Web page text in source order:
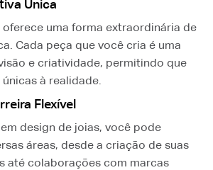
Única
oferece uma forma extraordinária de
Cada peça que você cria é uma
e criatividade, permitindo que
à realidade.
Flexível
design de joias, você pode
áreas, desde a criação de suas
até colaborações com marcas